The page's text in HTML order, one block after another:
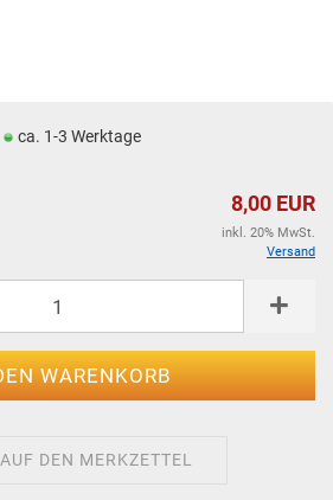
ca. 1-3 Werktage
8,00 EUR
inkl. 20% MwSt.
Versand
AUF DEN MERKZETTEL